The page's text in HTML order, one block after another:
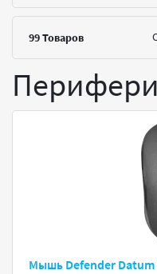
99Товаров
Мышь Defender Datum